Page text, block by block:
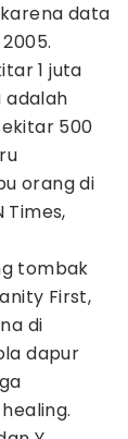
data
1 juta
adalah
500
orang di
Times,
tombak
First,
di
dapur